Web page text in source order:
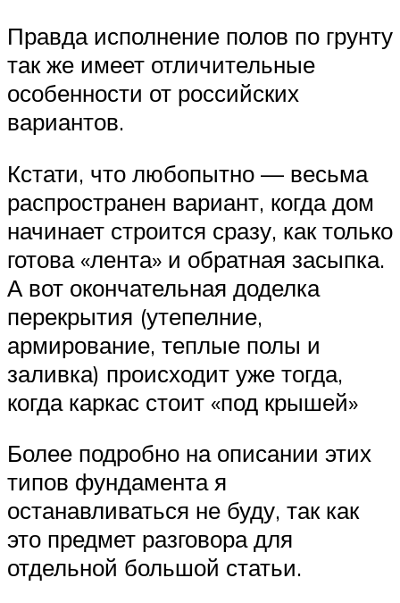
Правда исполнение полов по грунту
так же имеет отличительные
особенности от российских
вариантов.
Кстати, что любопытно — весьма
распространен вариант, когда дом
начинает строится сразу, как только
готова «лента» и обратная засыпка.
А вот окончательная доделка
перекрытия (утепелние,
армирование, теплые полы и
заливка) происходит уже тогда,
когда каркас стоит «под крышей»
Более подробно на описании этих
типов фундамента я
останавливаться не буду, так как
это предмет разговора для
отдельной большой статьи.